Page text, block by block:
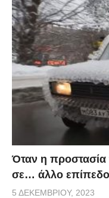
Όταν η προστασία
σε… άλλο
5 ΔΕΚΕΜΒΡΊΟΥ, 2023